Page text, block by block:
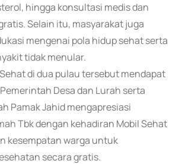
hingga konsultasi medis dan
Selain itu, masyarakat juga
mengenai pola hidup sehat serta
tidak menular.
di dua pulau tersebut mendapat
Desa dan Lurah serta
Pamak Jahid mengapresiasi
Tbk dengan kehadiran Mobil Sehat
kesempatan warga untuk
secara gratis.